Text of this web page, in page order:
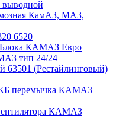
выводной
КамАЗ, МАЗ,
6520
Блока КАМАЗ Евро
тип 24/24
(Рестайлинговый)
перемычка КАМАЗ
КАМАЗ